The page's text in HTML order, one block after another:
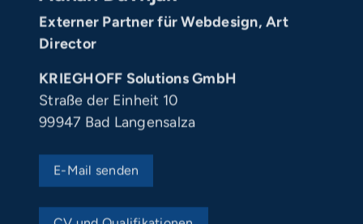
Externer Partner für Webdesign, Art
Director
Straße der Einheit 10
99947 Bad Langensalza
E-Mail senden
CV und Qualifikationen